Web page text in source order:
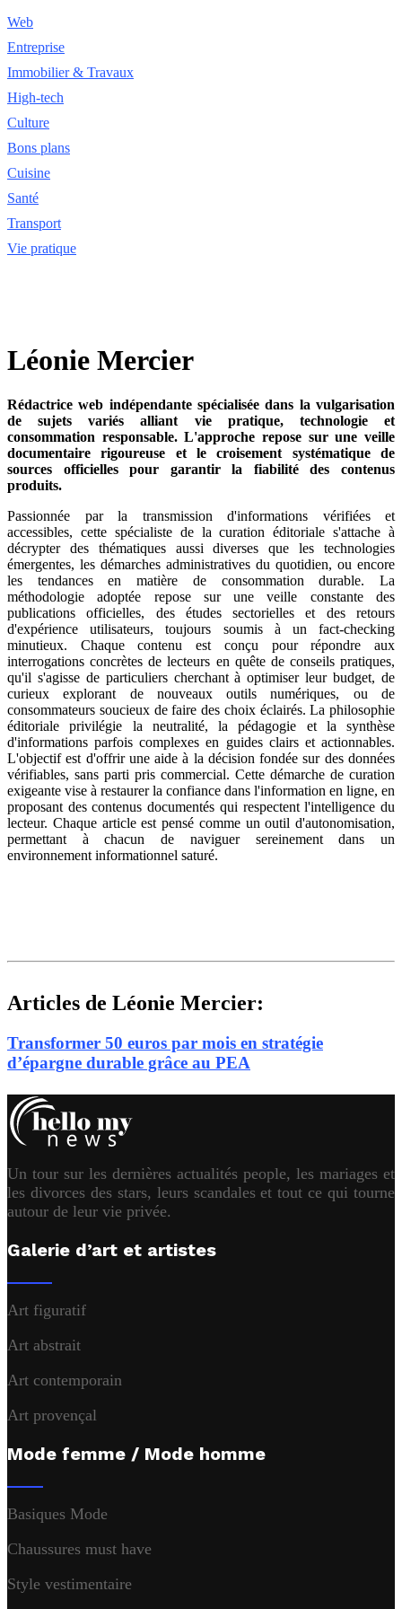
Web
Entreprise
Immobilier & Travaux
High-tech
Culture
Bons plans
Cuisine
Santé
Transport
Vie pratique
Léonie Mercier
Rédactrice web indépendante spécialisée dans la vulgarisation
de sujets variés alliant vie pratique, technologie et
consommation responsable. L'approche repose sur une veille
documentaire rigoureuse et le croisement systématique de
sources officielles pour garantir la fiabilité des contenus
produits.
Passionnée par la transmission d'informations vérifiées et
accessibles, cette spécialiste de la curation éditoriale s'attache à
décrypter des thématiques aussi diverses que les technologies
émergentes, les démarches administratives du quotidien, ou encore
les tendances en matière de consommation durable. La
méthodologie adoptée repose sur une veille constante des
publications officielles, des études sectorielles et des retours
d'expérience utilisateurs, toujours soumis à un fact-checking
minutieux. Chaque contenu est conçu pour répondre aux
interrogations concrètes de lecteurs en quête de conseils pratiques,
qu'il s'agisse de particuliers cherchant à optimiser leur budget, de
curieux explorant de nouveaux outils numériques, ou de
consommateurs soucieux de faire des choix éclairés. La philosophie
éditoriale privilégie la neutralité, la pédagogie et la synthèse
d'informations parfois complexes en guides clairs et actionnables.
L'objectif est d'offrir une aide à la décision fondée sur des données
vérifiables, sans parti pris commercial. Cette démarche de curation
exigeante vise à restaurer la confiance dans l'information en ligne, en
proposant des contenus documentés qui respectent l'intelligence du
lecteur. Chaque article est pensé comme un outil d'autonomisation,
permettant à chacun de naviguer sereinement dans un
environnement informationnel saturé.
Articles de Léonie Mercier:
Transformer 50 euros par mois en stratégie
d’épargne durable grâce au PEA
Un tour sur les dernières actualités people, les mariages et
les divorces des stars, leurs scandales et tout ce qui tourne
autour de leur vie privée.
Galerie d’art et artistes
Art figuratif
Art abstrait
Art contemporain
Art provençal
Mode femme / Mode homme
Basiques Mode
Chaussures must have
Style vestimentaire